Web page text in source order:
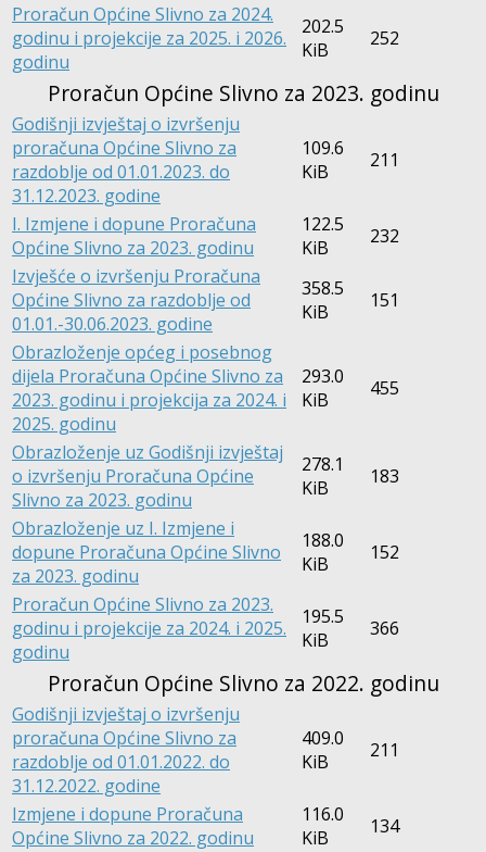
Proračun Općine Slivno za 2024.
godinu i projekcije za 2025. i 2026.
godinu
202.5
KiB
252
Proračun Općine Slivno za 2023. godinu
Godišnji izvještaj o izvršenju
proračuna Općine Slivno za
razdoblje od 01.01.2023. do
31.12.2023. godine
109.6
KiB
211
I. Izmjene i dopune Proračuna
Općine Slivno za 2023. godinu
122.5
KiB
232
Izvješće o izvršenju Proračuna
Općine Slivno za razdoblje od
01.01.-30.06.2023. godine
358.5
KiB
151
Obrazloženje općeg i posebnog
dijela Proračuna Općine Slivno za
2023. godinu i projekcija za 2024. i
2025. godinu
293.0
KiB
455
Obrazloženje uz Godišnji izvještaj
o izvršenju Proračuna Općine
Slivno za 2023. godinu
278.1
KiB
183
Obrazloženje uz I. Izmjene i
dopune Proračuna Općine Slivno
za 2023. godinu
188.0
KiB
152
Proračun Općine Slivno za 2023.
godinu i projekcije za 2024. i 2025.
godinu
195.5
KiB
366
Proračun Općine Slivno za 2022. godinu
Godišnji izvještaj o izvršenju
proračuna Općine Slivno za
razdoblje od 01.01.2022. do
31.12.2022. godine
409.0
KiB
211
Izmjene i dopune Proračuna
Općine Slivno za 2022. godinu
116.0
KiB
134